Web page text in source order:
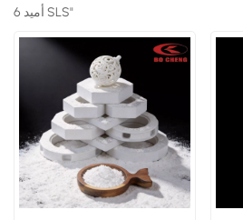
أميد 6 SLS"